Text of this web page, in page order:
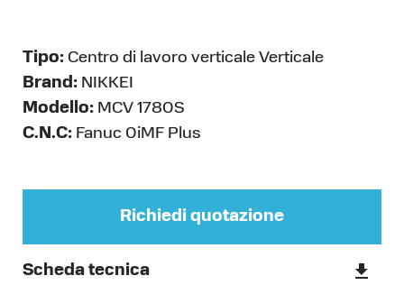
Tipo: Centro di lavoro verticale Verticale
Brand: NIKKEI
Modello: MCV 1780S
C.N.C: Fanuc 0iMF Plus
Richiedi quotazione
Scheda tecnica